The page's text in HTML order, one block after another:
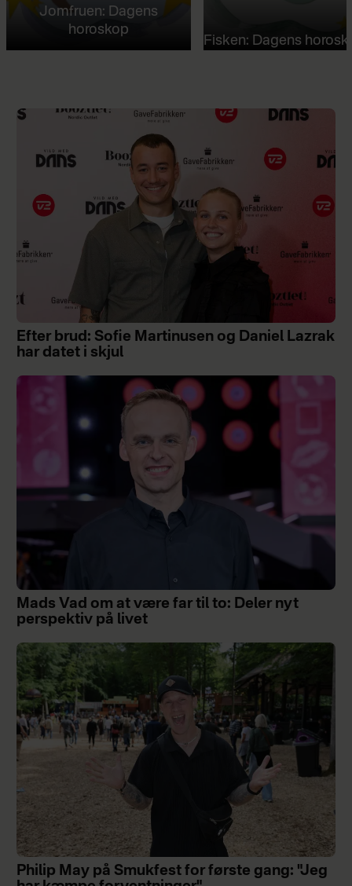
Jomfruen: Dagens
horoskop
Fisken: Dagens
Efter brud: Sofie Martinusen og Daniel Lazrak
har datet i skjul
Mads Vad om at være far til to: Deler nyt
perspektiv på livet
Philip May på Smukfest for første gang: "Jeg